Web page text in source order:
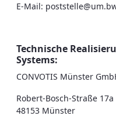
E-Mail:
Technische
Systems:
CONVOTIS Münster
Robert-Bosch-Straße 17a
48153 Münster